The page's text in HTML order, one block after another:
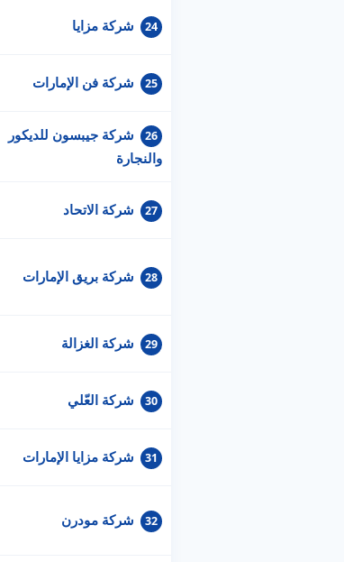
24 شركة مزايا
25 شركة فن الإمارات
26
شركة جيبسون للديكور
والنجارة
27 شركة الاتحاد
28 شركة بريق الإمارات
29 شركة الغزالة
30 شركة العّلي
31 شركة مزايا الإمارات
32 شركة مودرن